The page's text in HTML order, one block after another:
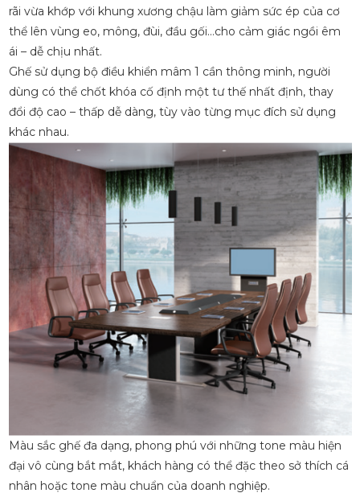
rãi vừa khớp với khung xương chậu làm giảm sức ép của cơ
thể lên vùng eo, mông, đùi, đầu gối…cho cảm giác ngồi êm
ái – dễ chịu nhất.
Ghế sử dụng bộ điều khiển mâm 1 cần thông minh, người
dùng có thể chốt khóa cố định một tư thế nhất định, thay
đổi độ cao – thấp dễ dàng, tùy vào từng mục đích sử dụng
khác nhau.
Màu sắc ghế đa dạng, phong phú với những tone màu hiện
đại vô cùng bắt mắt, khách hàng có thể đặc theo sở thích cá
nhân hoặc tone màu chuẩn của doanh nghiệp.